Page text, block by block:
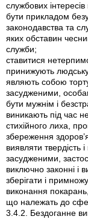
службових
бути прикладом
законодавства та
яких обставин
служби;
ставитися
принижують людську
являють собою
засудженими,
бути мужнім і
виникають під час
стихійного лиха,
збереження
виявляти твердість
засудженими,
виключно законні і
зберігати і
виконання покарань,
що належать до
3.4.2. Бездоганне